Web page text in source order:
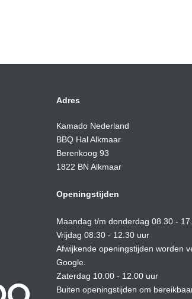
Adres
Kamado Nederland
BBQ Hal Alkmaar
Berenkoog 93
1822 BN Alkmaar
Openingstijden
Maandag t/m donderdag 08.30 -
Vrijdag 08:30 - 12.30 uur
Afwijkende openingstijden worden
Google.
Zaterdag 10.00 - 12.00 uur
Buiten openingstijden om